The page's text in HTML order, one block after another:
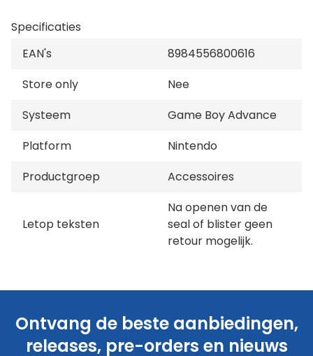
Specificaties
EAN's
8984556800616
Store only
Nee
Systeem
Game Boy Advance
Platform
Nintendo
Productgroep
Accessoires
Letop teksten
Na openen van de
seal of blister geen
retour mogelijk.
Ontvang de beste aanbiedingen,
releases, pre-orders en nieuws